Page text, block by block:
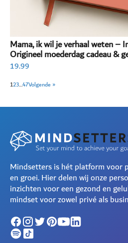
Mama, ik wil je verhaal weten –
Origineel moederdag cadeau &
invulboek volwassenen
19.99
123…47Volgende »
Mindsetters is hét platform voor
en groei. Hier delen wij onze
inzichten voor een gezond en
mindset voor zowel privé als